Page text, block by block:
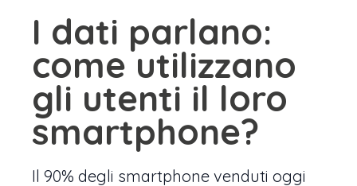
I dati parlano:
come utilizzano
gli utenti il loro
smartphone?
Il 90% degli smartphone venduti oggi